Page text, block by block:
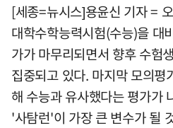
[세종=뉴시스]용윤신 기자 =
대학수학능력시험(수능)을 대
가가 마무리되면서 향후 수험
집중되고 있다. 마지막 모의평
해 수능과 유사했다는 평가가
'사탐런'이 가장 큰 변수가 될